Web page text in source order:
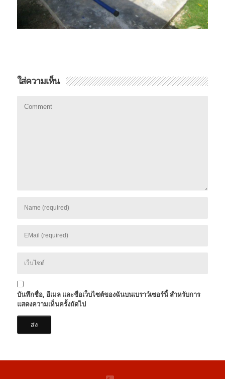
ใส่ความเห็น
บันทึกชื่อ, อีเมล และชื่อเว็บไซต์ของฉันบนเบราว์เซอร์นี้ สำหรับการ
แสดงความเห็นครั้งถัดไป